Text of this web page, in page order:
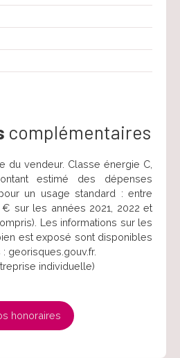
complémentaires
du vendeur. Classe énergie C,
estimé des dépenses
un usage standard : entre
sur les années 2021, 2022 et
Les informations sur les
est exposé sont disponibles
georisques.gouv.fr.
individuelle)
honoraires